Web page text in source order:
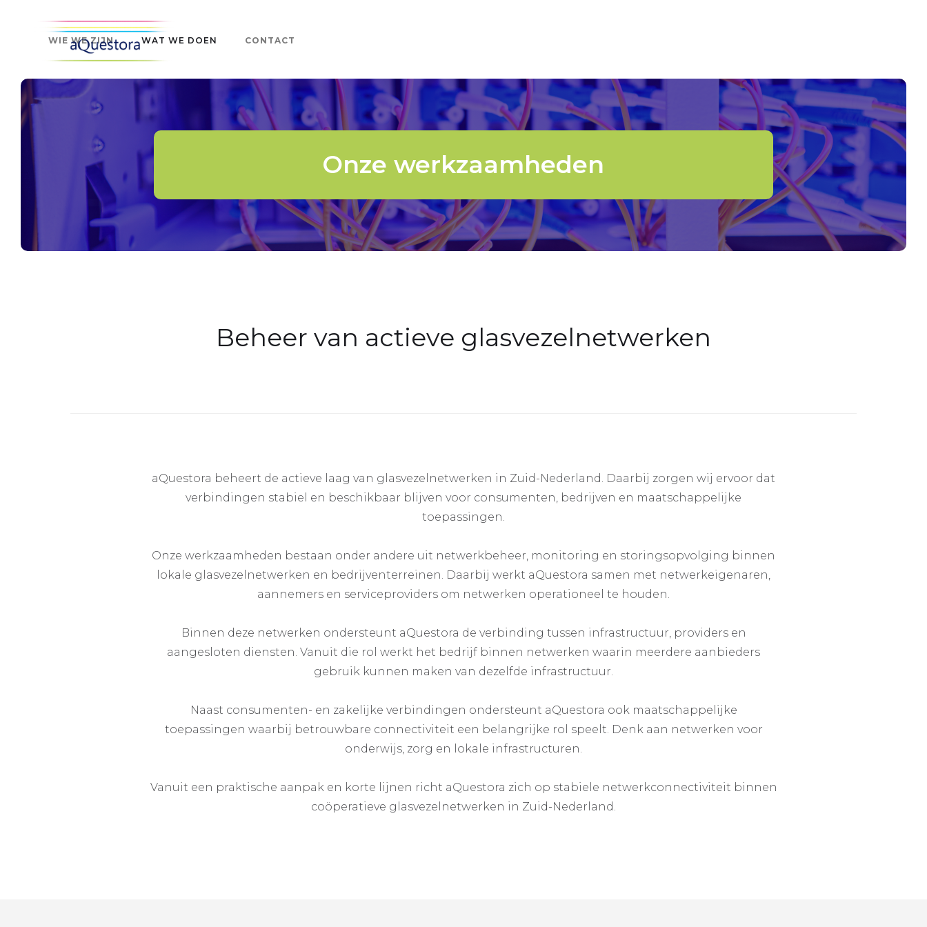
WIE WE ZIJN WAT WE DOEN CONTACT
Onze werkzaamheden
Beheer van actieve glasvezelnetwerken
aQuestora beheert de actieve laag van glasvezelnetwerken in Zuid-Nederland. Daarbij zorgen wij ervoor dat
verbindingen stabiel en beschikbaar blijven voor consumenten, bedrijven en maatschappelijke
toepassingen.
Onze werkzaamheden bestaan onder andere uit netwerkbeheer, monitoring en storingsopvolging binnen
lokale glasvezelnetwerken en bedrijventerreinen. Daarbij werkt aQuestora samen met netwerkeigenaren,
aannemers en serviceproviders om netwerken operationeel te houden.
Binnen deze netwerken ondersteunt aQuestora de verbinding tussen infrastructuur, providers en
aangesloten diensten. Vanuit die rol werkt het bedrijf binnen netwerken waarin meerdere aanbieders
gebruik kunnen maken van dezelfde infrastructuur.
Naast consumenten- en zakelijke verbindingen ondersteunt aQuestora ook maatschappelijke
toepassingen waarbij betrouwbare connectiviteit een belangrijke rol speelt. Denk aan netwerken voor
onderwijs, zorg en lokale infrastructuren.
Vanuit een praktische aanpak en korte lijnen richt aQuestora zich op stabiele netwerkconnectiviteit binnen
coöperatieve glasvezelnetwerken in Zuid-Nederland.